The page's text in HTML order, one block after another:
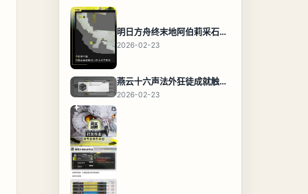
明日方舟终末地阿伯莉采石场宝箱全收集攻略，全点位分布图与路线
2026-02-23
燕云十六声法外狂徒成就触发条件与通关攻略
2026-02-23